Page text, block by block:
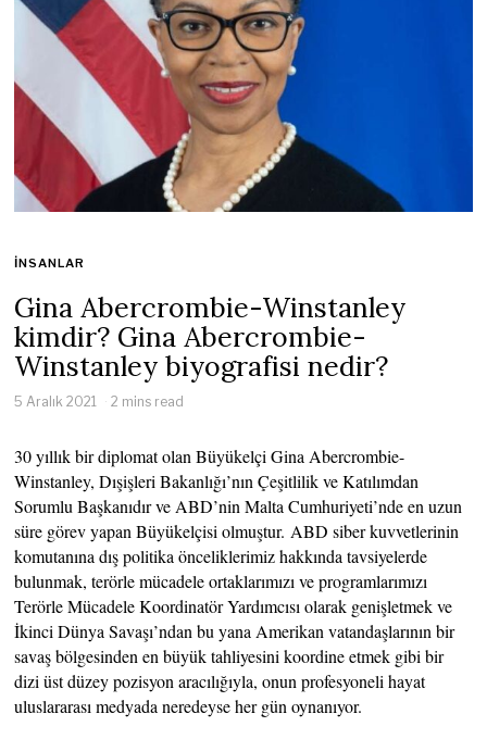
İNSANLAR
Gina Abercrombie-Winstanley
kimdir? Gina Abercrombie-
Winstanley biyografisi nedir?
5 Aralık 2021 2 mins read
30 yıllık bir diplomat olan Büyükelçi Gina Abercrombie-
Winstanley, Dışişleri Bakanlığı’nın Çeşitlilik ve Katılımdan
Sorumlu Başkanıdır ve ABD’nin Malta Cumhuriyeti’nde en uzun
süre görev yapan Büyükelçisi olmuştur. ABD siber kuvvetlerinin
komutanına dış politika önceliklerimiz hakkında tavsiyelerde
bulunmak, terörle mücadele ortaklarımızı ve programlarımızı
Terörle Mücadele Koordinatör Yardımcısı olarak genişletmek ve
İkinci Dünya Savaşı’ndan bu yana Amerikan vatandaşlarının bir
savaş bölgesinden en büyük tahliyesini koordine etmek gibi bir
dizi üst düzey pozisyon aracılığıyla, onun profesyoneli hayat
uluslararası medyada neredeyse her gün oynanıyor.